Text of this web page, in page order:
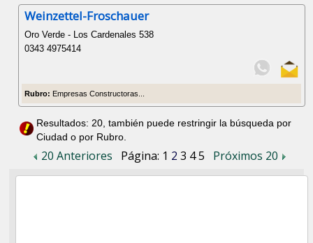
Weinzettel-Froschauer
Oro Verde - Los Cardenales 538
0343 4975414
Rubro: Empresas Constructoras...
Resultados: 20, también puede restringir la búsqueda por
Ciudad o por Rubro.
20 Anteriores Página: 1 2 3 45 Próximos 20